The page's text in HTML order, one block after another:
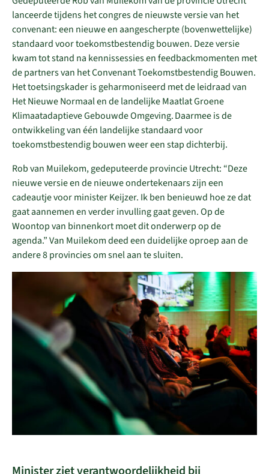
lanceerde tijdens het congres de nieuwste versie van het
convenant: een nieuwe en aangescherpte (bovenwettelijke)
standaard voor toekomstbestendig bouwen. Deze versie
kwam tot stand na kennissessies en feedbackmomenten met
de partners van het Convenant Toekomstbestendig Bouwen.
Het toetsingskader is geharmoniseerd met de leidraad van
Het Nieuwe Normaal en de landelijke Maatlat Groene
Klimaatadaptieve Gebouwde Omgeving. Daarmee is de
ontwikkeling van één landelijke standaard voor
toekomstbestendig bouwen weer een stap dichterbij.
Rob van Muilekom, gedeputeerde provincie Utrecht: “Deze
nieuwe versie en de nieuwe ondertekenaars zijn een
cadeautje voor minister Keijzer. Ik ben benieuwd hoe ze dat
gaat aannemen en verder invulling gaat geven. Op de
Woontop van binnenkort moet dit onderwerp op de
agenda.” Van Muilekom deed een duidelijke oproep aan de
andere 8 provincies om snel aan te sluiten.